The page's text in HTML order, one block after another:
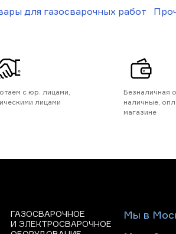
для газосварочных работ
с юр. лицами,
лицами
Безналичная
наличные,
магазине
ГАЗОСВАРОЧНОЕ
И ЭЛЕКТРОСВАРОЧНОЕ
Мы в